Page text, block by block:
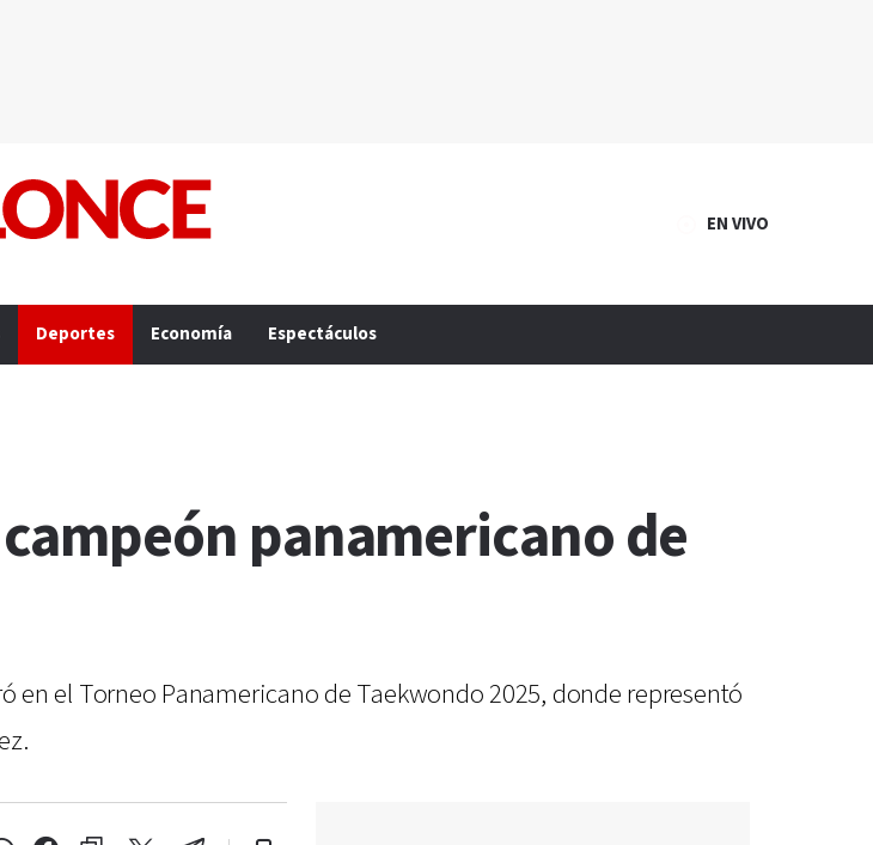
EN VIVO
Deportes Economía Espectáculos
panamericano de
en el Torneo Panamericano de Taekwondo 2025, donde representó